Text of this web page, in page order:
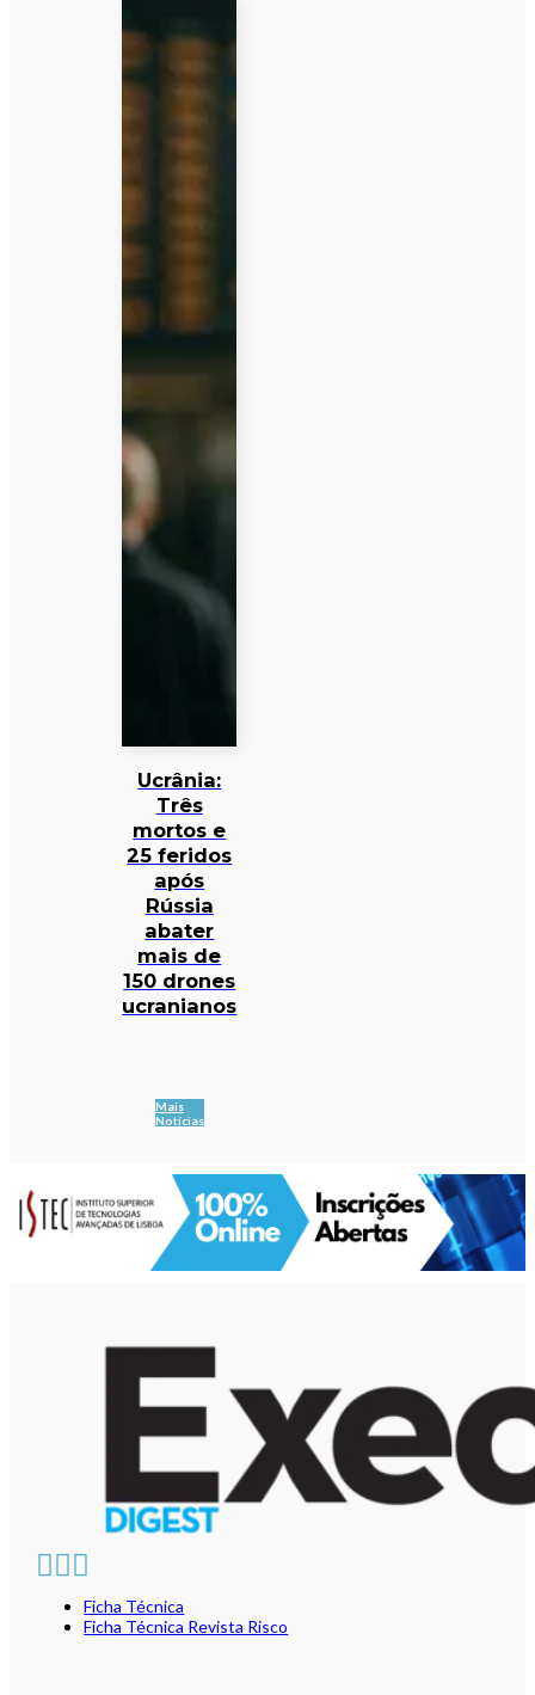
Ucrânia:
Três
mortos e
25 feridos
após
Rússia
abater
mais de
150 drones
ucranianos
Mais
Notícias
Ficha Técnica
Ficha Técnica Revista Risco